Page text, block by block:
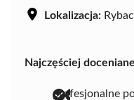
Lokalizacja:
Najczęściej
profesjonalne